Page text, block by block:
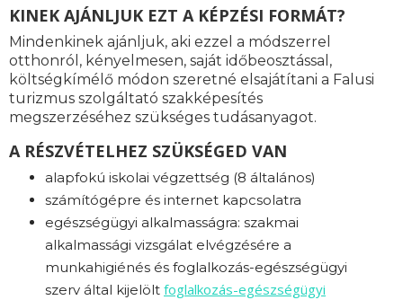
KINEK AJÁNLJUK EZT A KÉPZÉSI FORMÁT?
Mindenkinek ajánljuk, aki ezzel a módszerrel
otthonról, kényelmesen, saját időbeosztással,
költségkímélő módon szeretné elsajátítani a Falusi
turizmus szolgáltató szakképesítés
megszerzéséhez szükséges tudásanyagot.
A RÉSZVÉTELHEZ SZÜKSÉGED VAN
alapfokú iskolai végzettség (8 általános)
számítógépre és internet kapcsolatra
egészségügyi alkalmasságra: szakmai
alkalmassági vizsgálat elvégzésére a
munkahigiénés és foglalkozás-egészségügyi
szerv által kijelölt foglalkozás-egészségügyi